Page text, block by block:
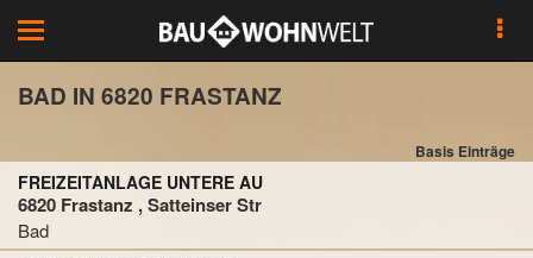
Toggle
navigation
BAD IN 6820 FRASTANZ
Basis Einträge
FREIZEITANLAGE UNTERE AU
6820 Frastanz , Satteinser Str
Bad